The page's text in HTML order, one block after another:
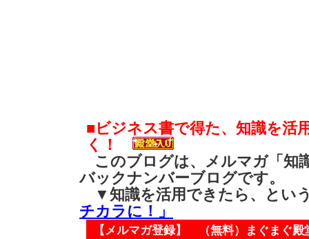
■ビジネス書で得た、知識を活
く！
このブログは、メルマガ「知
バックナンバーブログです。
▼知識を活用できたら、と
チカラに！」
【メルマガ登録】 （無料） まぐまぐ殿